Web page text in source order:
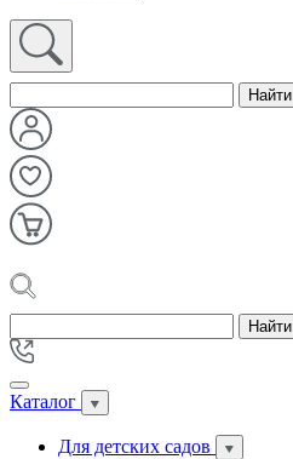
Найти
Найти
Каталог
Для детских садов